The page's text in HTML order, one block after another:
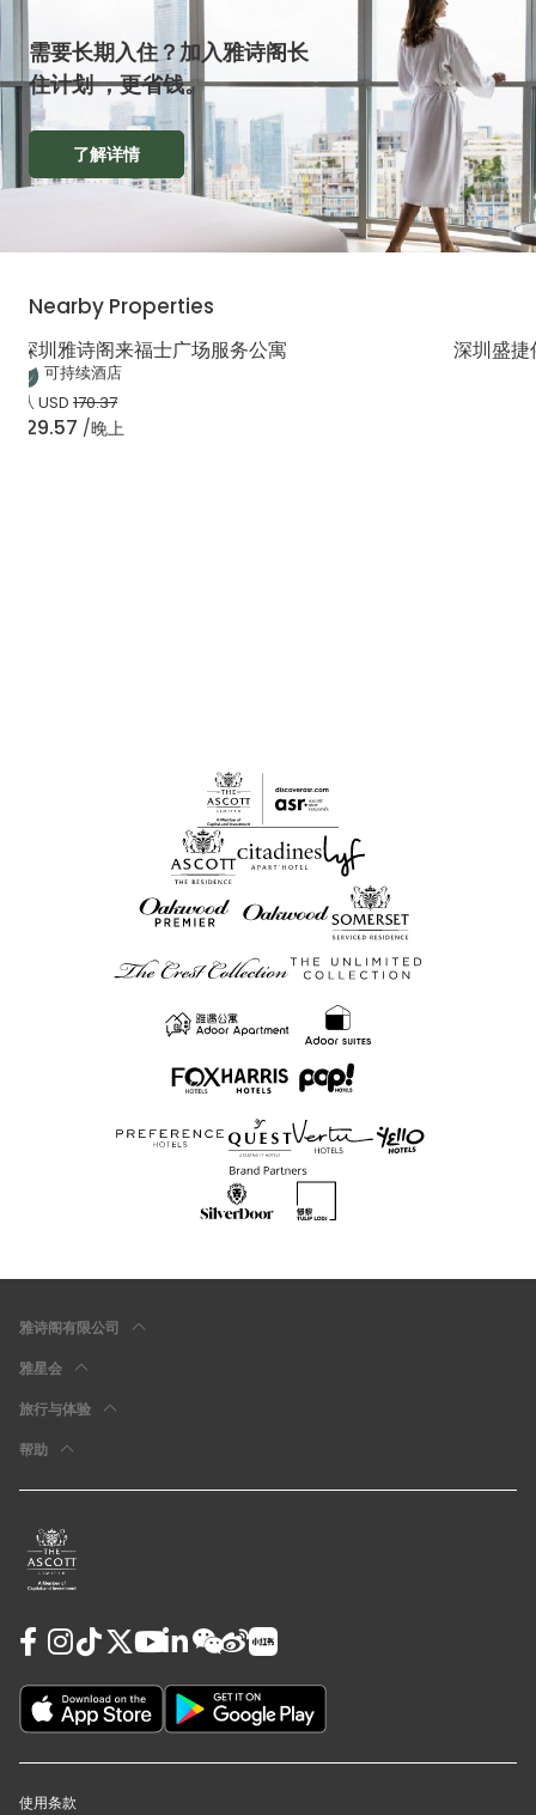
需要长期入住？加入雅诗阁长
住计划 ，更省钱。
了解详情
Nearby Properties
深圳雅诗阁来福士广场服务公寓
可持续酒店
从USD 170.37
129.57 /晚上
深圳盛
雅诗阁有限公司
雅星会
旅行与体验
帮助
使用条款